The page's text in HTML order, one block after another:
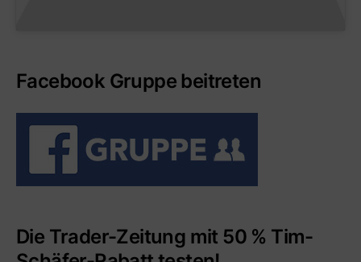
Facebook Gruppe beitreten
Die Trader-Zeitung mit 50 % Tim-